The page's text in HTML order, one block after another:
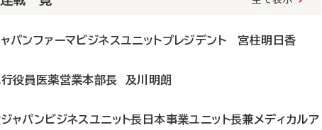
パンファーマビジネスユニットプレジデント 宮柱明日香
行役員医薬営業本部長 及川明朗
ャパンビジネスユニット長日本事業ユニット長兼メディカルア